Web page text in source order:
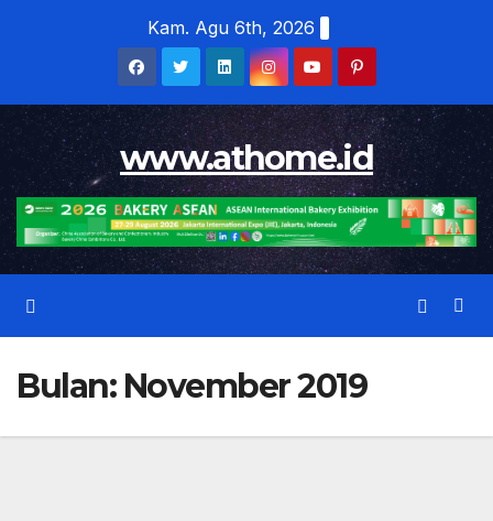
Kam. Agu 6th, 2026
www.athome.id
Bulan: November 2019